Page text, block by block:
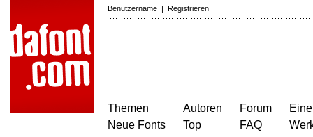
Benutzername | Registrieren
Themen
Neue Fonts
Autoren
Top
Forum
FAQ